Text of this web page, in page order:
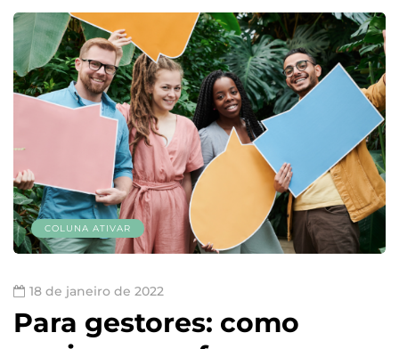
COLUNA ATIVAR
18 de janeiro de 2022
Para gestores: como